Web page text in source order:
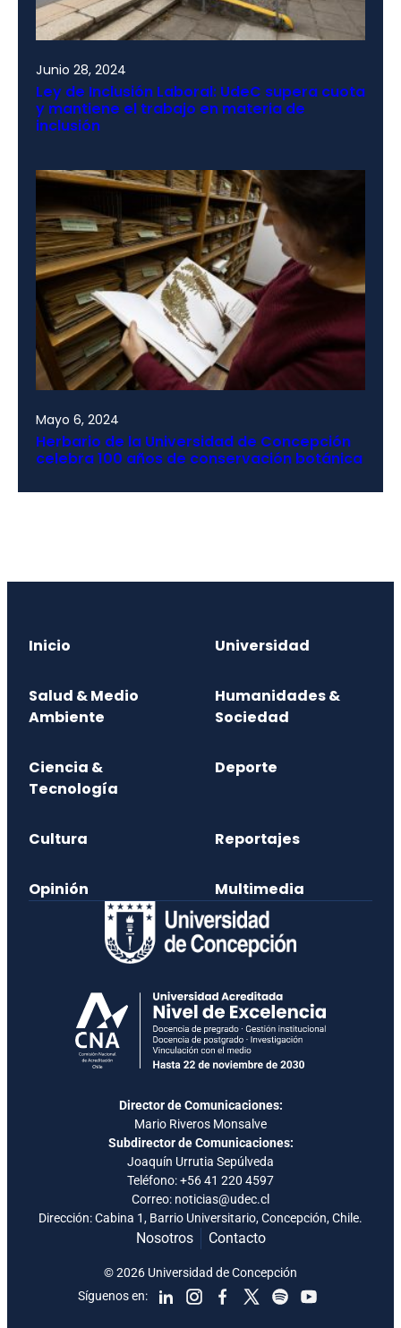
Junio 28, 2024
Ley de Inclusión Laboral: UdeC supera cuota
y mantiene el trabajo en materia de
inclusión
Mayo 6, 2024
Herbario de la Universidad de Concepción
celebra 100 años de conservación botánica
Inicio Universidad
Salud & Medio
Ambiente
Humanidades &
Sociedad
Ciencia &
Tecnología
Deporte
Cultura Reportajes
Opinión Multimedia
Director de Comunicaciones:
Mario Riveros Monsalve
Subdirector de Comunicaciones:
Joaquín Urrutia Sepúlveda
Teléfono:+56 41 220 4597
Correo: noticias@udec.cl
Dirección: Cabina 1, Barrio Universitario, Concepción, Chile.
Nosotros Contacto
Síguenos en:
© 2026 Universidad de Concepción